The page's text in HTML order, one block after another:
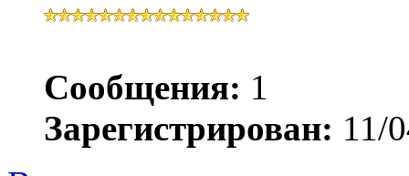
Сообщения: 1
Зарегистрирован: 11/